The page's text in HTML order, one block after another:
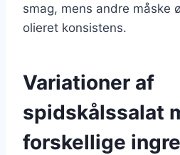
smag, mens andre måske
olieret konsistens.
Variationer af
spidskålssalat
forskellige